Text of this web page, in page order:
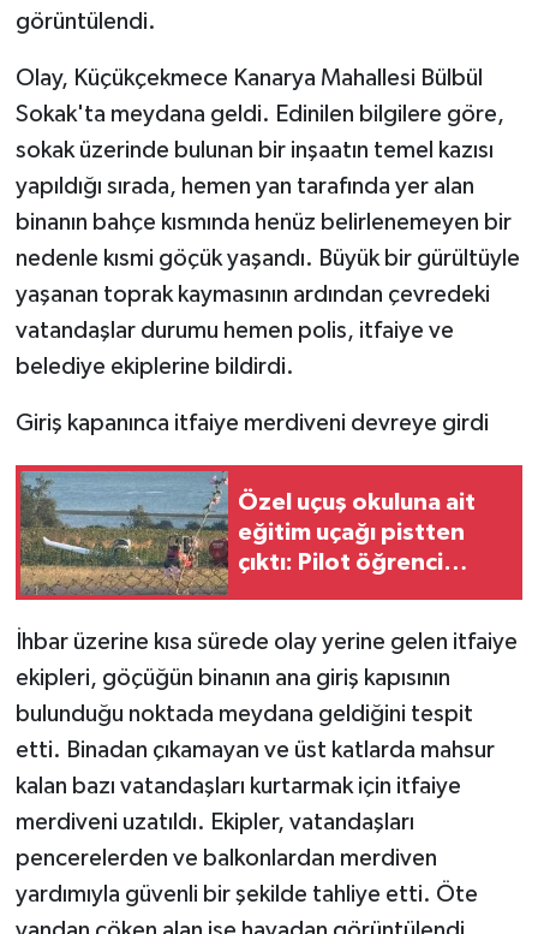
görüntülendi.
Olay, Küçükçekmece Kanarya Mahallesi Bülbül
Sokak'ta meydana geldi. Edinilen bilgilere göre,
sokak üzerinde bulunan bir inşaatın temel kazısı
yapıldığı sırada, hemen yan tarafında yer alan
binanın bahçe kısmında henüz belirlenemeyen bir
nedenle kısmi göçük yaşandı. Büyük bir gürültüyle
yaşanan toprak kaymasının ardından çevredeki
vatandaşlar durumu hemen polis, itfaiye ve
belediye ekiplerine bildirdi.
Giriş kapanınca itfaiye merdiveni devreye girdi
Özel uçuş okuluna ait
eğitim uçağı pistten
çıktı: Pilot öğrenci
İhbar üzerine kısa sürede olay yerine gelen itfaiye
ekipleri, göçüğün binanın ana giriş kapısının
bulunduğu noktada meydana geldiğini tespit
etti. Binadan çıkamayan ve üst katlarda mahsur
kalan bazı vatandaşları kurtarmak için itfaiye
merdiveni uzatıldı. Ekipler, vatandaşları
pencerelerden ve balkonlardan merdiven
yardımıyla güvenli bir şekilde tahliye etti. Öte